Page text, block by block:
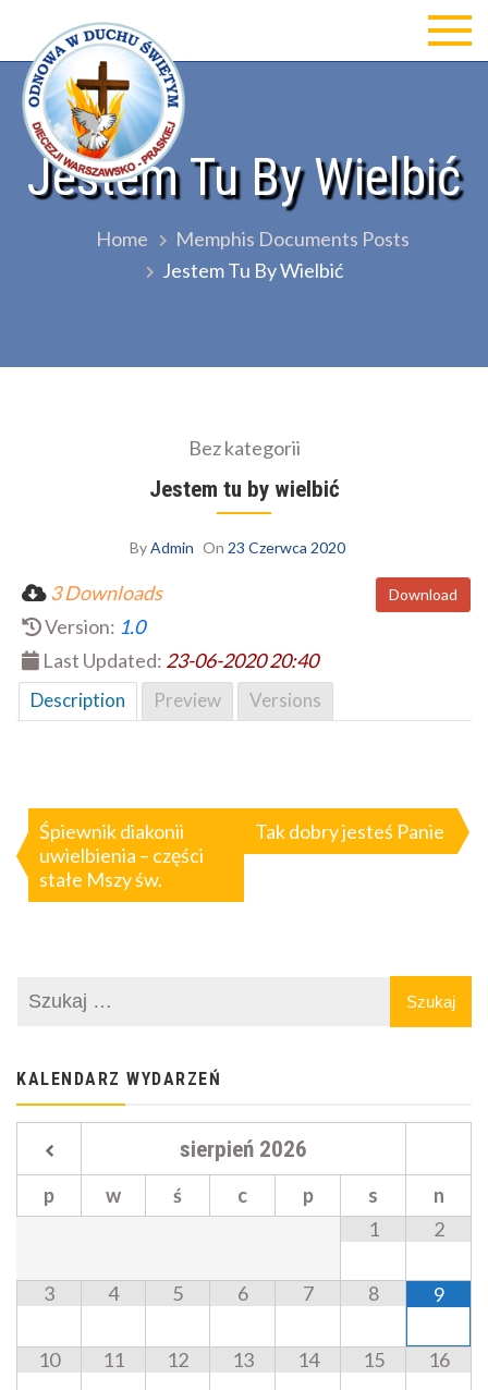
contentOdnowa w Duchu św Diecezji
Warszawsko-Praskiej
Jestem Tu By Wielbić
Home
Memphis Documents Posts
Jestem Tu By Wielbić
Bez kategorii
Jestem tu by wielbić
ByAdmin On 23 Czerwca 2020
Download
3 Downloads
Version: 1.0
Last Updated: 23-06-2020 20:40
Description Preview Versions
wpisu
Śpiewnik diakonii
uwielbienia – części
stałe Mszy św.
Tak dobry jesteś Panie
KALENDARZ WYDARZEŃ
sierpień 2026
p w ś c p s
n
1
2
3 4 5 6 7 8 9
10 11 12 13 14 15 16